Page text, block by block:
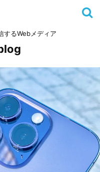
するWebメディア